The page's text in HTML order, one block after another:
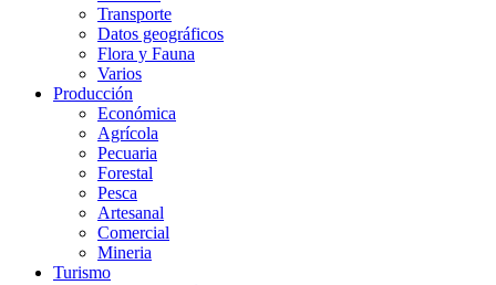
Transporte
Datos geográficos
Flora y Fauna
Varios
Producción
Económica
Agrícola
Pecuaria
Forestal
Pesca
Artesanal
Comercial
Mineria
Turismo